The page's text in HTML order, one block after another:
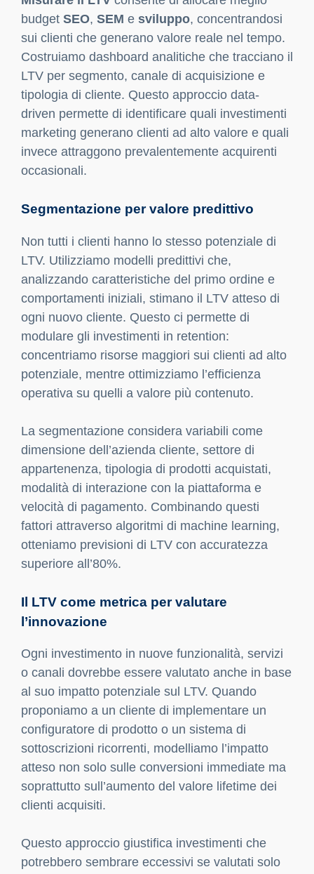
budget SEO, SEM e sviluppo, concentrandosi
sui clienti che generano valore reale nel tempo.
Costruiamo dashboard analitiche che tracciano il
LTV per segmento, canale di acquisizione e
tipologia di cliente. Questo approccio data-
driven permette di identificare quali investimenti
marketing generano clienti ad alto valore e quali
invece attraggono prevalentemente acquirenti
occasionali.
Segmentazione per valore predittivo
Non tutti i clienti hanno lo stesso potenziale di
LTV. Utilizziamo modelli predittivi che,
analizzando caratteristiche del primo ordine e
comportamenti iniziali, stimano il LTV atteso di
ogni nuovo cliente. Questo ci permette di
modulare gli investimenti in retention:
concentriamo risorse maggiori sui clienti ad alto
potenziale, mentre ottimizziamo l’efficienza
operativa su quelli a valore più contenuto.
La segmentazione considera variabili come
dimensione dell’azienda cliente, settore di
appartenenza, tipologia di prodotti acquistati,
modalità di interazione con la piattaforma e
velocità di pagamento. Combinando questi
fattori attraverso algoritmi di machine learning,
otteniamo previsioni di LTV con accuratezza
superiore all’80%.
Il LTV come metrica per valutare
l’innovazione
Ogni investimento in nuove funzionalità, servizi
o canali dovrebbe essere valutato anche in base
al suo impatto potenziale sul LTV. Quando
proponiamo a un cliente di implementare un
configuratore di prodotto o un sistema di
sottoscrizioni ricorrenti, modelliamo l’impatto
atteso non solo sulle conversioni immediate ma
soprattutto sull’aumento del valore lifetime dei
clienti acquisiti.
Questo approccio giustifica investimenti che
potrebbero sembrare eccessivi se valutati solo